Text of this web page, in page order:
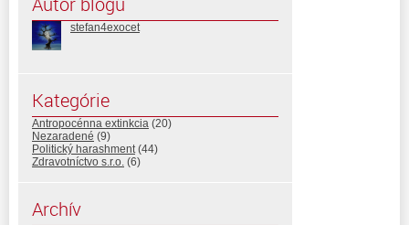
stefan4exocet
Kategórie
Antropocénna extinkcia (20)
Nezaradené (9)
Politický harashment(44)
Zdravotníctvo s.r.o. (6)
Archív